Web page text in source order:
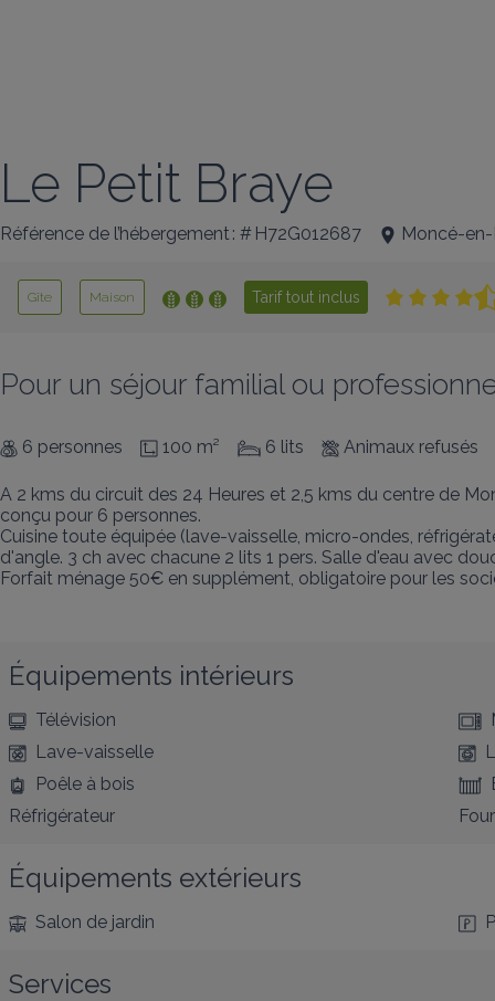
Le Petit Braye
Référence de l’hébergement : # H72G012687 Moncé-
Gîte Maison Tarif tout inclus
Pour un séjour familial ou
6 personnes 100 m² 6 lits Animaux refusés
A 2 kms du circuit des 24 Heures et 2,5 kms du centre de
conçu pour 6 personnes.
Cuisine toute équipée (lave-vaisselle, micro-ondes,
d'angle. 3 ch avec chacune 2 lits 1 pers. Salle d'eau avec
Forfait ménage 50€ en supplément, obligatoire pour les
Équipements intérieurs
Télévision
Lave-vaisselle
Poêle à bois
Réfrigérateur
Four
Équipements extérieurs
Salon de jardin
Services